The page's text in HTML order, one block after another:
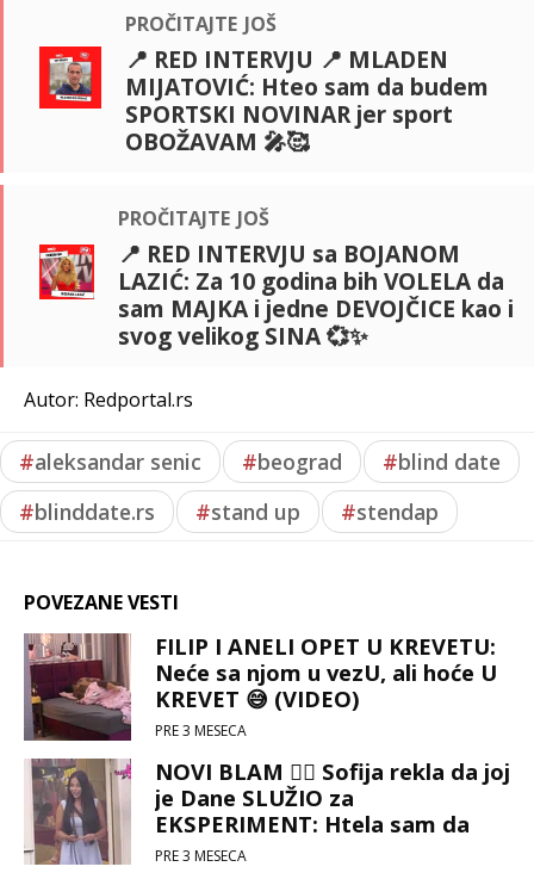
pročitajte još
📍 RED INTERVJU 📍 MLADEN
MIJATOVIĆ: Hteo sam da budem
SPORTSKI NOVINAR jer sport
OBOŽAVAM 🎤🥰
pročitajte još
📍 RED INTERVJU sa BOJANOM
LAZIĆ: Za 10 godina bih VOLELA da
sam MAJKA i jedne DEVOJČICE kao i
svog velikog SINA 💞✨
Autor: Redportal.rs
#aleksandar senic #beograd #blind date
#blinddate.rs #stand up #stendap
POVEZANE VESTI
FILIP I ANELI OPET U KREVETU:
Neće sa njom u vezU, ali hoće U
KREVET 😅 (VIDEO)
PRE 3 MESECA
NOVI BLAM 😶‍🌫️ Sofija rekla da joj
je Dane SLUŽIO za
EKSPERIMENT: Htela sam da
vidim dokle će to da ide! 🫣
PRE 3 MESECA